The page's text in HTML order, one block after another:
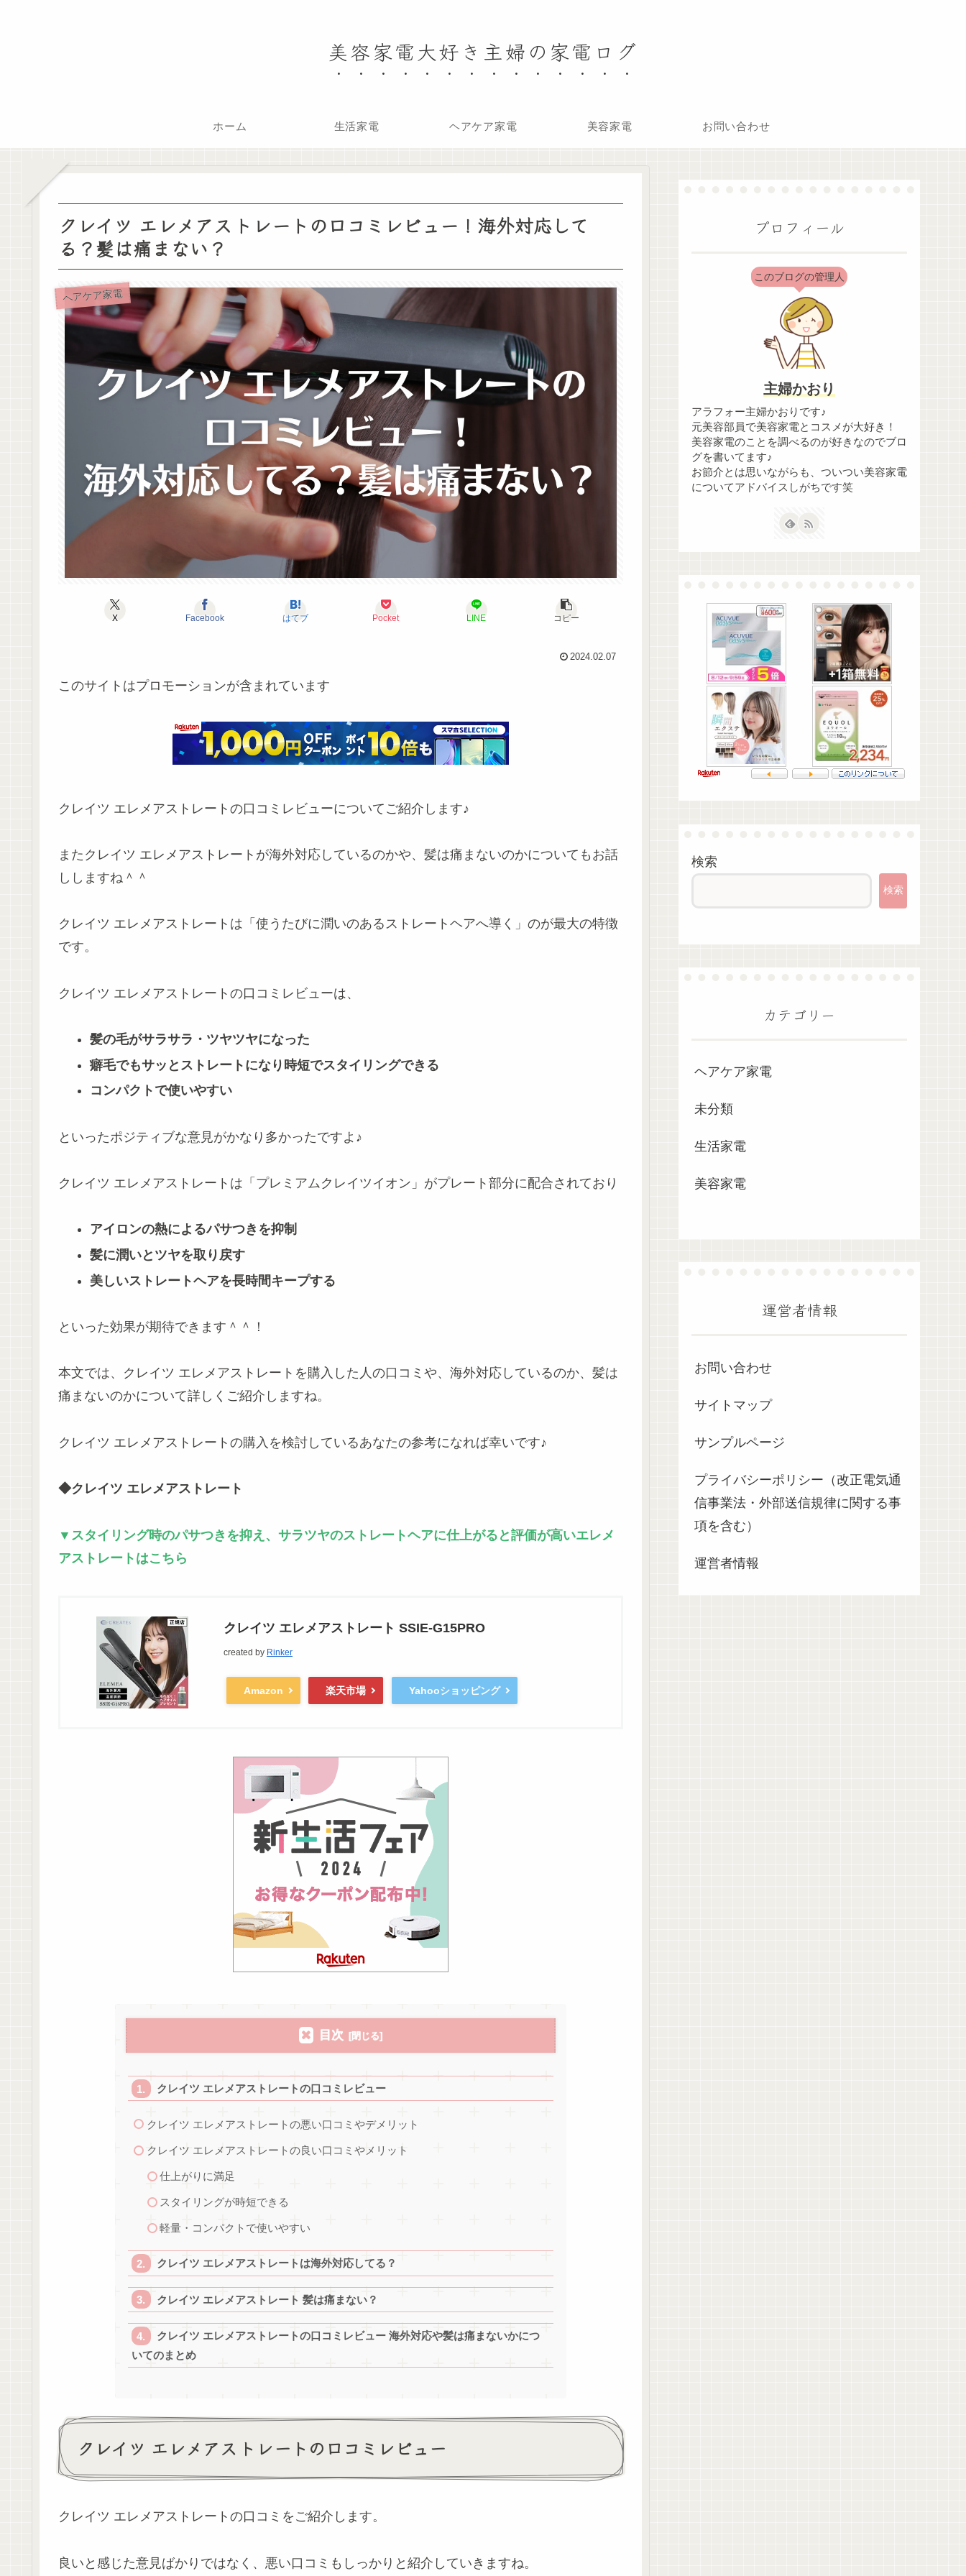
美容家電大好き主婦の家電ログ
ホーム 生活家電 ヘアケア家電 美容家電 お問い合わせ
クレイツ エレメアストレートの口コミレビュー！海外対応して
る？髪は痛まない？
ヘアケア家電
X Facebook はてブ Pocket LINE コピー
2024.02.07
このサイトはプロモーションが含まれています
クレイツ エレメアストレートの口コミレビューについてご紹介します♪
またクレイツ エレメアストレートが海外対応しているのかや、髪は痛まないのかについてもお話
ししますね＾＾
クレイツ エレメアストレートは「使うたびに潤いのあるストレートヘアへ導く」のが最大の特徴
です。
クレイツ エレメアストレートの口コミレビューは、
髪の毛がサラサラ・ツヤツヤになった
癖毛でもサッとストレートになり時短でスタイリングできる
コンパクトで使いやすい
といったポジティブな意見がかなり多かったですよ♪
クレイツ エレメアストレートは「プレミアムクレイツイオン」がプレート部分に配合されており
アイロンの熱によるパサつきを抑制
髪に潤いとツヤを取り戻す
美しいストレートヘアを長時間キープする
といった効果が期待できます＾＾！
本文では、クレイツ エレメアストレートを購入した人の口コミや、海外対応しているのか、髪は
痛まないのかについて詳しくご紹介しますね。
クレイツ エレメアストレートの購入を検討しているあなたの参考になれば幸いです♪
◆クレイツ エレメアストレート
▼スタイリング時のパサつきを抑え、サラツヤのストレートヘアに仕上がると評価が高いエレメ
アストレートはこちら
クレイツ エレメアストレート SSIE-G15PRO
created by Rinker
Amazon 楽天市場 Yahooショッピング
目次
クレイツ エレメアストレートの口コミレビュー
クレイツ エレメアストレートの悪い口コミやデメリット
クレイツ エレメアストレートの良い口コミやメリット
仕上がりに満足
スタイリングが時短できる
軽量・コンパクトで使いやすい
クレイツ エレメアストレートは海外対応してる？
クレイツ エレメアストレート 髪は痛まない？
クレイツ エレメアストレートの口コミレビュー 海外対応や髪は痛まないかにつ
いてのまとめ
クレイツ エレメアストレートの口コミレビュー
クレイツ エレメアストレートの口コミをご紹介します。
良いと感じた意見ばかりではなく、悪い口コミもしっかりと紹介していきますね。
プロフィール
このブログの管理人
主婦かおり
アラフォー主婦かおりです♪
元美容部員で美容家電とコスメが大好き！
美容家電のことを調べるのが好きなのでブロ
グを書いてます♪
お節介とは思いながらも、ついつい美容家電
についてアドバイスしがちです笑
検索
検索
カテゴリー
ヘアケア家電
未分類
生活家電
美容家電
運営者情報
お問い合わせ
サイトマップ
サンプルページ
プライバシーポリシー（改正電気通
信事業法・外部送信規律に関する事
項を含む）
運営者情報